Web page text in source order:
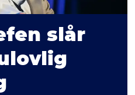
slår